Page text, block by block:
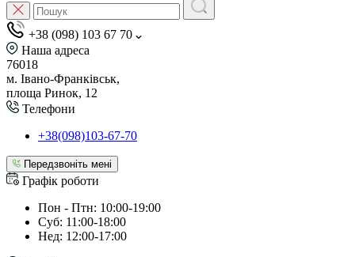
+38 (098) 103 67 70
Наша адреса
76018
м. Івано-Франківськ,
площа Ринок, 12
Телефони
+38(098)103-67-70
Передзвоніть мені
Графік роботи
Пон - Птн: 10:00-19:00
Суб: 11:00-18:00
Нед: 12:00-17:00